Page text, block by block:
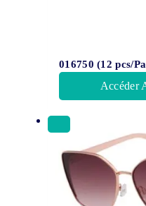
016750 (12 pcs/
Accéder